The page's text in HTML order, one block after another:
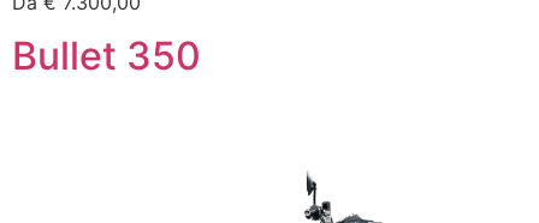
Bullet 350